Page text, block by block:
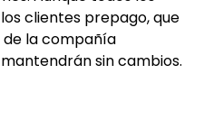
clientes prepago, que
de la compañía
sin cambios.